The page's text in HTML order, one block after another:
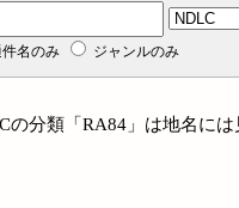
名のみ ジャンルのみ
の分類「RA84」は地名に